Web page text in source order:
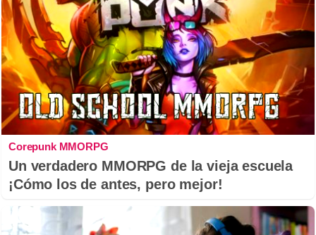
Corepunk MMORPG
Un verdadero MMORPG de la vieja escuela
¡Cómo los de antes, pero mejor!